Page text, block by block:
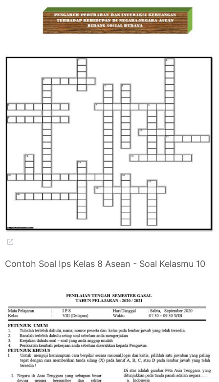
Contoh Soal Ips Kelas 8 Asean - Soal Kelasmu 10